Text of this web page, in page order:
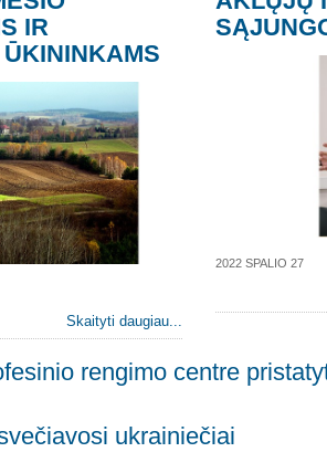
IR
Skaityti daugiau...
2022 SPALIO 27
rengimo centre
ukrainiečiai